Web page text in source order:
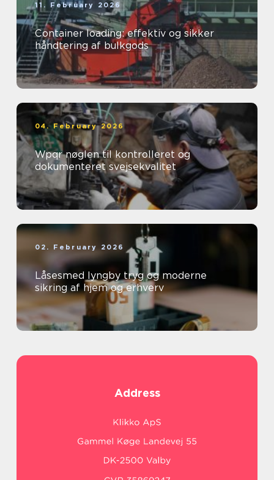
11. February 2026
Container loading: effektiv og sikker
håndtering af bulkgods
04. February 2026
Wpqr nøglen til kontrolleret og
dokumenteret svejsekvalitet
02. February 2026
Låsesmed lyngby tryg og moderne
sikring af hjem og erhverv
Address